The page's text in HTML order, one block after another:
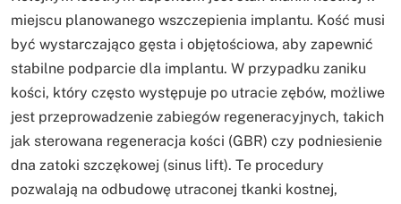
miejscu planowanego wszczepienia implantu. Kość musi
być wystarczająco gęsta i objętościowa, aby zapewnić
stabilne podparcie dla implantu. W przypadku zaniku
kości, który często występuje po utracie zębów, możliwe
jest przeprowadzenie zabiegów regeneracyjnych, takich
jak sterowana regeneracja kości (GBR) czy podniesienie
dna zatoki szczękowej (sinus lift). Te procedury
pozwalają na odbudowę utraconej tkanki kostnej,